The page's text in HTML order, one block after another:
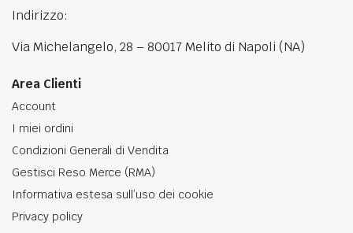
Indirizzo:
Via Michelangelo, 28 – 80017 Melito di Napoli (NA)
Area Clienti
Account
I miei ordini
Condizioni Generali di Vendita
Gestisci Reso Merce (RMA)
Informativa estesa sull’uso dei cookie
Privacy policy